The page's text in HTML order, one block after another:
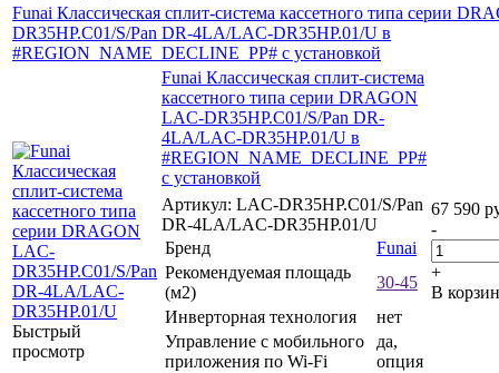
Funai Классическая сплит-система кассетного типа серии
DR35HP.C01/S/Pan DR-4LA/LAC-DR35HP.01/U в
#REGION_NAME_DECLINE_PP# с установкой
Быстрый
просмотр
Funai Классическая сплит-система
кассетного типа серии DRAGON
LAC-DR35HP.C01/S/Pan DR-
4LA/LAC-DR35HP.01/U в
#REGION_NAME_DECLINE_PP#
с установкой
Артикул: LAC-DR35HP.C01/S/Pan
DR-4LA/LAC-DR35HP.01/U
Бренд
Funai
Рекомендуемая площадь
(м2)
30-45
Инверторная технология
нет
Управление c мобильного
приложения по Wi-Fi
да,
опция
67 590
-
+
В